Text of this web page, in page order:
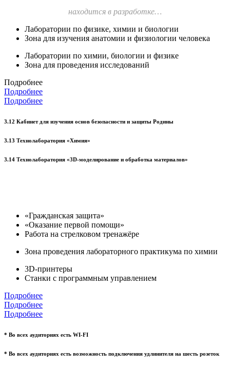
находится в разработке…
Лаборатории по физике, химии и биологии
Зона для изучения анатомии и физиологии человека
Лаборатории по химии, биологии и физике
Зона для проведения исследований
Подробнее
Подробнее
Подробнее
3.12 Кабинет для изучения основ безопасности и защиты Родины
3.13 Технолаборатория «Химия»
3.14 Технолаборатория «3D-моделирование и обработка материалов»
«Гражданская защита»
«Оказание первой помощи»
Работа на стрелковом тренажёре
Зона проведения лабораторного практикума по химии
3D-принтеры
Станки с программным управлением
Подробнее
Подробнее
Подробнее
* Во всех аудиториях есть WI-FI
* Во всех аудиториях есть возможность подключения удлинителя на шесть розеток